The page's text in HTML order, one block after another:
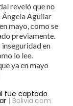
reveló que no
Ángela Aguilar
mayo, como se
previamente.
inseguridad en
lo lee.
ya en mayo
fue captado
| Bolivia.com